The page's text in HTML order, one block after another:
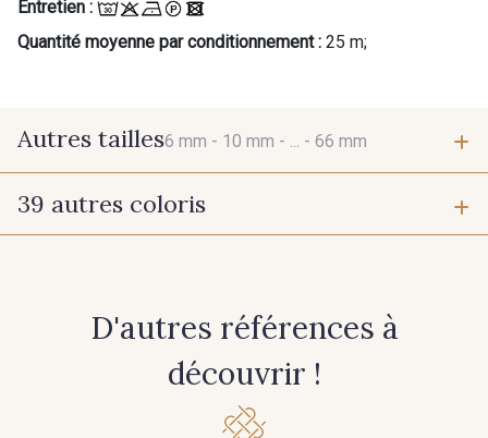
Entretien :
Quantité moyenne par conditionnement : 25 m;
Autres tailles6 mm - 10 mm - ... - 66 mm
6 mm
39 autres coloris
D'autres références à
découvrir !